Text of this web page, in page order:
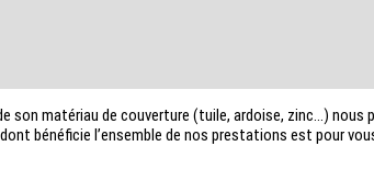
son matériau de couverture (tuile, ardoise, zinc...) nous
bénéficie l’ensemble de nos prestations est pour